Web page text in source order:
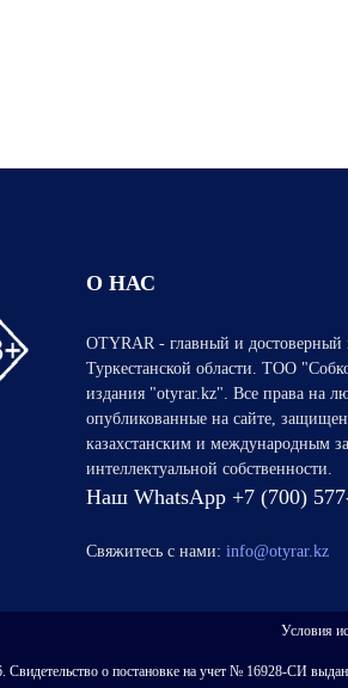
О НАС
OTYRAR - главный и
Туркестанской области. ТОО
издания "otyrar.kz". Все права на
опубликованные на сайте,
казахстанским и международным
интеллектуальной собственности.
Наш WhatsApp +7 (700)
Свяжитесь с нами: info@otyrar.kz
Условия
Свидетельство о постановке на учет № 16928-СИ